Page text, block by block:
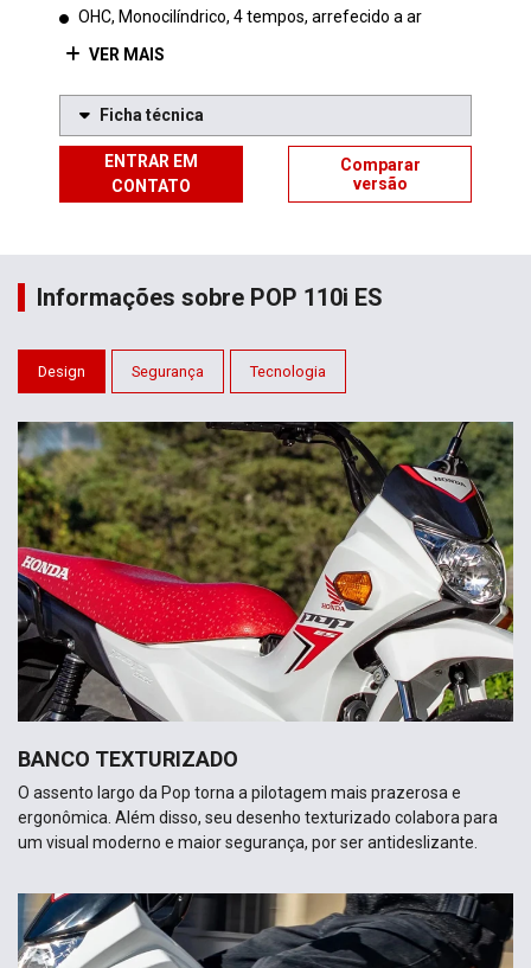
OHC, Monocilíndrico, 4 tempos, arrefecido a ar
VER MAIS
Ficha técnica
ENTRAR EM
CONTATO
Comparar
versão
Informações sobre POP 110i ES
Design Segurança Tecnologia
BANCO TEXTURIZADO
O assento largo da Pop torna a pilotagem mais prazerosa e
ergonômica. Além disso, seu desenho texturizado colabora para
um visual moderno e maior segurança, por ser antideslizante.